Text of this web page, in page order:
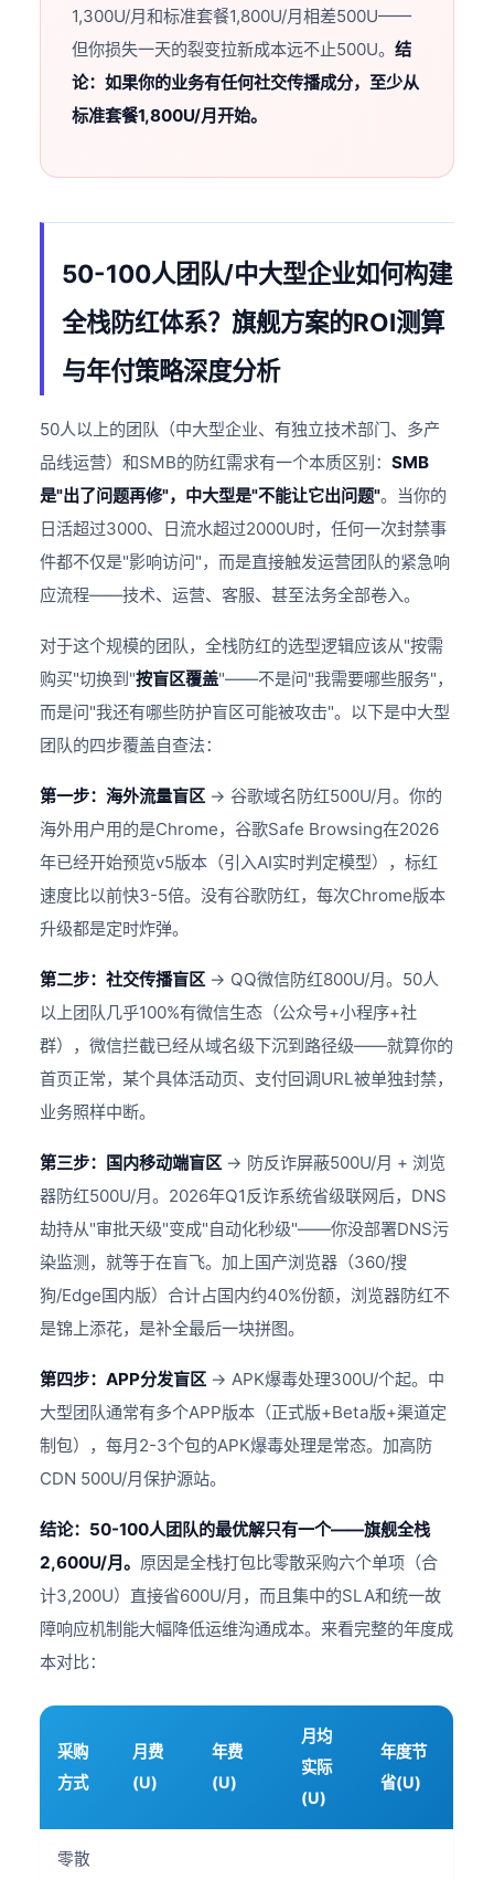
1,300U/月和标准套餐1,800U/月相差500U——
但你损失一天的裂变拉新成本远不止500U。结
论：如果你的业务有任何社交传播成分，至少从
标准套餐1,800U/月开始。
50-100人团队/中大型企业如何构建
全栈防红体系？旗舰方案的ROI测算
与年付策略深度分析
50人以上的团队（中大型企业、有独立技术部门、多产
品线运营）和SMB的防红需求有一个本质区别：SMB
是"出了问题再修"，中大型是"不能让它出问题"。当你的
日活超过3000、日流水超过2000U时，任何一次封禁事
件都不仅是"影响访问"，而是直接触发运营团队的紧急响
应流程——技术、运营、客服、甚至法务全部卷入。
对于这个规模的团队，全栈防红的选型逻辑应该从"按需
购买"切换到"按盲区覆盖"——不是问"我需要哪些服务"，
而是问"我还有哪些防护盲区可能被攻击"。以下是中大型
团队的四步覆盖自查法：
第一步：海外流量盲区 → 谷歌域名防红500U/月。你的
海外用户用的是Chrome，谷歌Safe Browsing在2026
年已经开始预览v5版本（引入AI实时判定模型），标红
速度比以前快3-5倍。没有谷歌防红，每次Chrome版本
升级都是定时炸弹。
第二步：社交传播盲区 → QQ微信防红800U/月。50人
以上团队几乎100%有微信生态（公众号+小程序+社
群），微信拦截已经从域名级下沉到路径级——就算你的
首页正常，某个具体活动页、支付回调URL被单独封禁，
业务照样中断。
第三步：国内移动端盲区 → 防反诈屏蔽500U/月 + 浏览
器防红500U/月。2026年Q1反诈系统省级联网后，DNS
劫持从"审批天级"变成"自动化秒级"——你没部署DNS污
染监测，就等于在盲飞。加上国产浏览器（360/搜
狗/Edge国内版）合计占国内约40%份额，浏览器防红不
是锦上添花，是补全最后一块拼图。
第四步：APP分发盲区 → APK爆毒处理300U/个起。中
大型团队通常有多个APP版本（正式版+Beta版+渠道定
制包），每月2-3个包的APK爆毒处理是常态。加高防
CDN 500U/月保护源站。
结论：50-100人团队的最优解只有一个——旗舰全栈
2,600U/月。 原因是全栈打包比零散采购六个单项（合
计3,200U）直接省600U/月，而且集中的SLA和统一故
障响应机制能大幅降低运维沟通成本。来看完整的年度成
本对比：
采购
方式
月费
(U)
年费
(U)
月均
实际
(U)
年度节
省(U)
零散